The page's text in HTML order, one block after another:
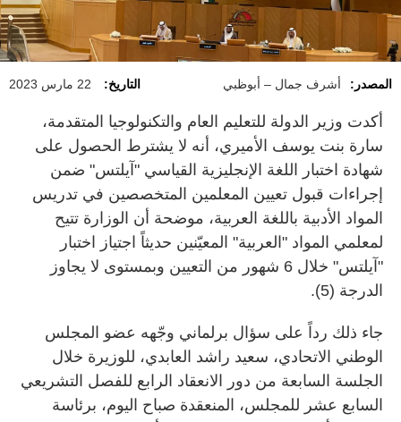
المصدر: أشرف جمال – أبوظبي التاريخ: 22 مارس 2023
أكدت وزير الدولة للتعليم العام والتكنولوجيا المتقدمة،
سارة بنت يوسف الأميري، أنه لا يشترط الحصول على
شهادة اختبار اللغة الإنجليزية القياسي "آيلتس" ضمن
إجراءات قبول تعيين المعلمين المتخصصين في تدريس
المواد الأدبية باللغة العربية، موضحة أن الوزارة تتيح
لمعلمي المواد "العربية" المعيّنين حديثاً اجتياز اختبار
"آيلتس" خلال 6 شهور من التعيين وبمستوى لا يجاوز
الدرجة (5).
جاء ذلك رداً على سؤال برلماني وجّهه عضو المجلس
الوطني الاتحادي، سعيد راشد العابدي، للوزيرة خلال
الجلسة السابعة من دور الانعقاد الرابع للفصل التشريعي
السابع عشر للمجلس، المنعقدة صباح اليوم، برئاسة